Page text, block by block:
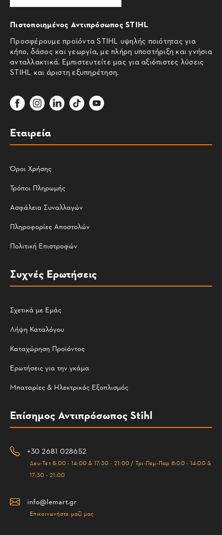
Πιστοποιημένος Αντιπρόσωπος STIHL
Προσφέρουμε προϊόντα STIHL υψηλής ποιότητας για
κήπο, δάσος και γεωργία, με πλήρη υποστήριξη και γνήσια
ανταλλακτικά. Εμπιστευτείτε μας για αξιόπιστες λύσεις
STIHL και άριστη εξυπηρέτηση.
Εταιρεία
Όροι Χρήσης
Τρόποι Πληρωμής
Ασφάλεια Συναλλαγών
Πληροφορίες Αποστολών
Πολιτική Επιστροφών
Συχνές Ερωτήσεις
Σχετικά με Εμάς
Λήψη Καταλόγου
Καταχώρηση Προϊόντος
Ερωτήσεις για την γκάμα
Μπαταρίες & Ηλεκτρικός Εξοπλισμός
Επίσημος Αντιπρόσωπος Stihl
+30 2681 028652
Δευ-Τετ 8:00 - 14:00 & 17:30 - 21:00 / Τρι-Πεμ-Παρ 8:00 - 14:00 &
17:30 - 21:00
info@lemart.gr
Επικοινωνήστε μαζί μας